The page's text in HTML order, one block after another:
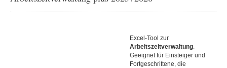
Excel-Tool zur
Arbeitszeitverwaltung.
Geeignet für Einsteiger und
Fortgeschrittene, die